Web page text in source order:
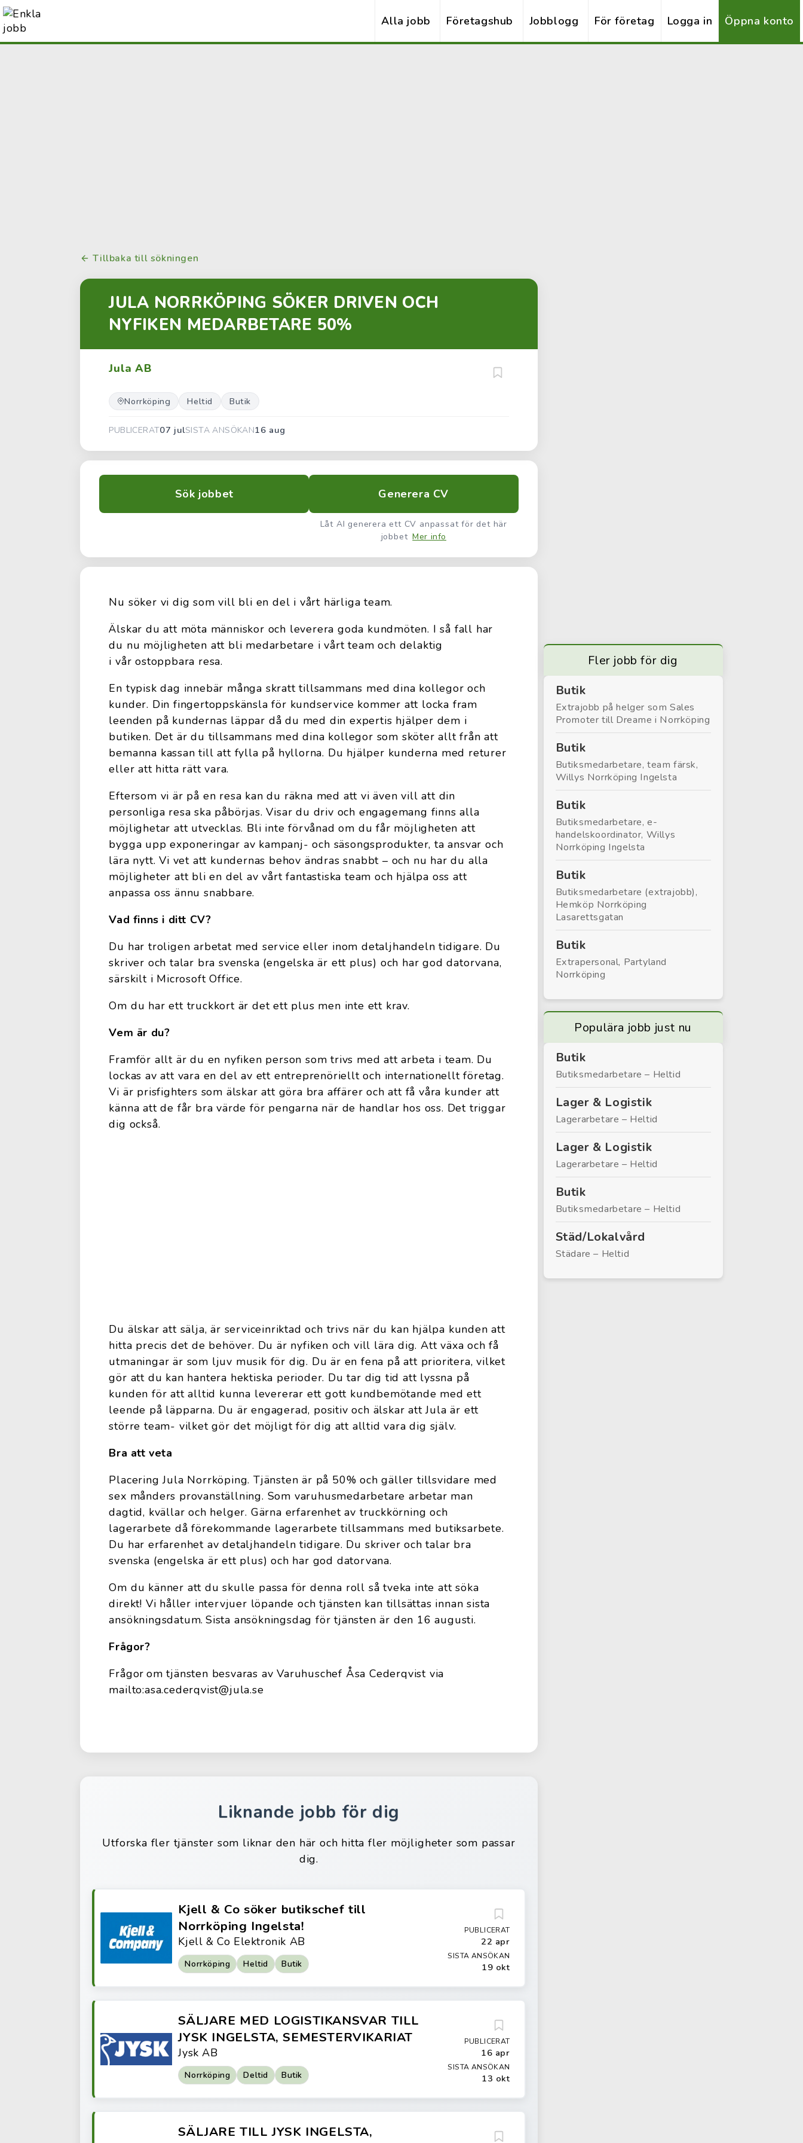
Alla jobb Företagshub Jobblogg För företag Logga in Öppna konto
Tillbaka till sökningen
JULA NORRKÖPING SÖKER DRIVEN OCH
NYFIKEN MEDARBETARE 50%
Jula AB
Norrköping Heltid Butik
PUBLICERAT07 julSISTA ANSÖKAN16 aug
Sök jobbet Generera CV
Låt AI generera ett CV anpassat för det här
jobbet Mer info
Nu söker vi dig som vill bli en del i vårt härliga team.
Älskar du att möta människor och leverera goda kundmöten. I så fall har
du nu möjligheten att bli medarbetare i vårt team och delaktig
i vår ostoppbara resa.
En typisk dag innebär många skratt tillsammans med dina kollegor och
kunder. Din fingertoppskänsla för kundservice kommer att locka fram
leenden på kundernas läppar då du med din expertis hjälper dem i
butiken. Det är du tillsammans med dina kollegor som sköter allt från att
bemanna kassan till att fylla på hyllorna. Du hjälper kunderna med returer
eller att hitta rätt vara.
Eftersom vi är på en resa kan du räkna med att vi även vill att din
personliga resa ska påbörjas. Visar du driv och engagemang finns alla
möjlighetar att utvecklas. Bli inte förvånad om du får möjligheten att
bygga upp exponeringar av kampanj- och säsongsprodukter, ta ansvar och
lära nytt. Vi vet att kundernas behov ändras snabbt – och nu har du alla
möjligheter att bli en del av vårt fantastiska team och hjälpa oss att
anpassa oss ännu snabbare.
Vad finns i ditt CV?
Du har troligen arbetat med service eller inom detaljhandeln tidigare. Du
skriver och talar bra svenska (engelska är ett plus) och har god datorvana,
särskilt i Microsoft Office.
Om du har ett truckkort är det ett plus men inte ett krav.
Vem är du?
Framför allt är du en nyfiken person som trivs med att arbeta i team. Du
lockas av att vara en del av ett entreprenöriellt och internationellt företag.
Vi är prisfighters som älskar att göra bra affärer och att få våra kunder att
känna att de får bra värde för pengarna när de handlar hos oss. Det triggar
dig också.
Du älskar att sälja, är serviceinriktad och trivs när du kan hjälpa kunden att
hitta precis det de behöver. Du är nyfiken och vill lära dig. Att växa och få
utmaningar är som ljuv musik för dig. Du är en fena på att prioritera, vilket
gör att du kan hantera hektiska perioder. Du tar dig tid att lyssna på
kunden för att alltid kunna levererar ett gott kundbemötande med ett
leende på läpparna. Du är engagerad, positiv och älskar att Jula är ett
större team- vilket gör det möjligt för dig att alltid vara dig själv.
Bra att veta
Placering Jula Norrköping. Tjänsten är på 50% och gäller tillsvidare med
sex månders provanställning. Som varuhusmedarbetare arbetar man
dagtid, kvällar och helger. Gärna erfarenhet av truckkörning och
lagerarbete då förekommande lagerarbete tillsammans med butiksarbete.
Du har erfarenhet av detaljhandeln tidigare. Du skriver och talar bra
svenska (engelska är ett plus) och har god datorvana.
Om du känner att du skulle passa för denna roll så tveka inte att söka
direkt! Vi håller intervjuer löpande och tjänsten kan tillsättas innan sista
ansökningsdatum. Sista ansökningsdag för tjänsten är den 16 augusti.
Frågor?
Frågor om tjänsten besvaras av Varuhuschef Åsa Cederqvist via
mailto:asa.cederqvist@jula.se
Liknande jobb för dig
Utforska fler tjänster som liknar den här och hitta fler möjligheter som passar
dig.
Kjell & Co söker butikschef till
Norrköping Ingelsta!
Kjell & Co Elektronik AB
Norrköping Heltid Butik
PUBLICERAT
22 apr
SISTA ANSÖKAN
19 okt
SÄLJARE MED LOGISTIKANSVAR TILL
JYSK INGELSTA, SEMESTERVIKARIAT
Jysk AB
Norrköping Deltid Butik
PUBLICERAT
16 apr
SISTA ANSÖKAN
13 okt
SÄLJARE TILL JYSK INGELSTA,
Fler jobb för dig
Butik
Extrajobb på helger som Sales
Promoter till Dreame i Norrköping
Butik
Butiksmedarbetare, team färsk,
Willys Norrköping Ingelsta
Butik
Butiksmedarbetare, e-
handelskoordinator, Willys
Norrköping Ingelsta
Butik
Butiksmedarbetare (extrajobb),
Hemköp Norrköping
Lasarettsgatan
Butik
Extrapersonal, Partyland
Norrköping
Populära jobb just nu
Butik
Butiksmedarbetare – Heltid
Lager & Logistik
Lagerarbetare – Heltid
Lager & Logistik
Lagerarbetare – Heltid
Butik
Butiksmedarbetare – Heltid
Städ/Lokalvård
Städare – Heltid